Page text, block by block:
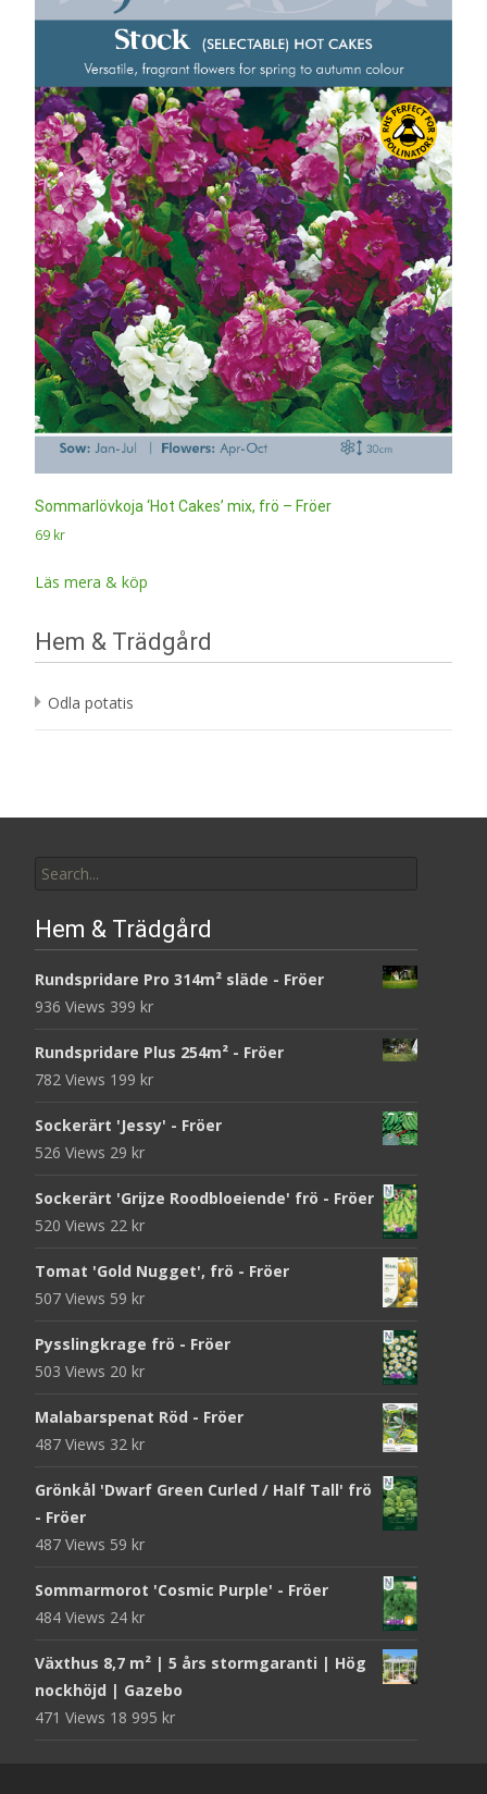
Sommarlövkoja ‘Hot Cakes’ mix, frö – Fröer
69 kr
Läs mera & köp
Hem & Trädgård
Odla potatis
for:
Hem & Trädgård
Rundspridare Pro 314m² släde - Fröer
936 Views 399 kr
Rundspridare Plus 254m² - Fröer
782 Views 199 kr
Sockerärt 'Jessy' - Fröer
526 Views 29 kr
Sockerärt 'Grijze Roodbloeiende' frö - Fröer
520 Views 22 kr
Tomat 'Gold Nugget', frö - Fröer
507 Views 59 kr
Pysslingkrage frö - Fröer
503 Views 20 kr
Malabarspenat Röd - Fröer
487 Views 32 kr
Grönkål 'Dwarf Green Curled / Half Tall' frö
- Fröer
487 Views 59 kr
Sommarmorot 'Cosmic Purple' - Fröer
484 Views 24 kr
Växthus 8,7 m² | 5 års stormgaranti | Hög
nockhöjd | Gazebo
471 Views 18 995 kr